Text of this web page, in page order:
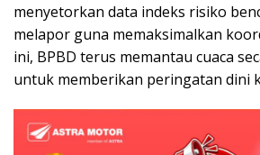
menyetorkan data indeks risiko
melapor guna memaksimalkan
ini, BPBD terus memantau cuaca
untuk memberikan peringatan dini